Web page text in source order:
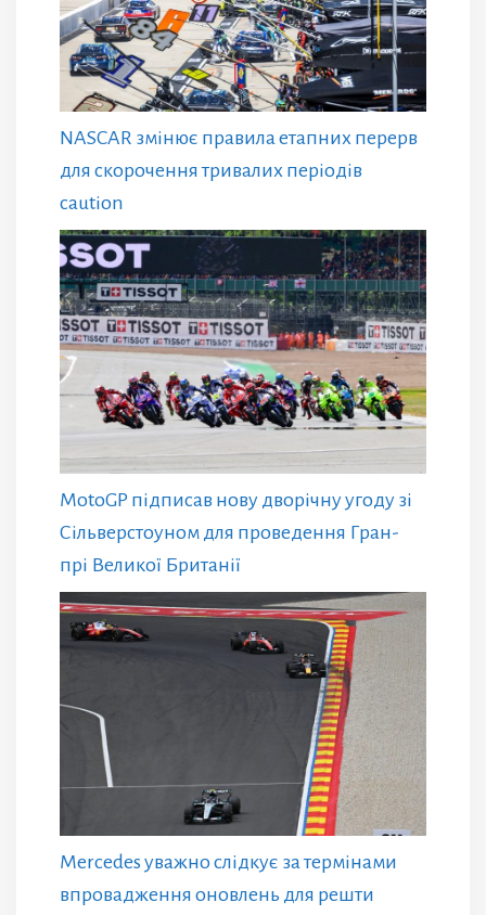
NASCAR змінює правила етапних перерв
для скорочення тривалих періодів
caution
MotoGP підписав нову дворічну угоду зі
Сільверстоуном для проведення Гран-
прі Великої Британії
Mercedes уважно слідкує за термінами
впровадження оновлень для решти